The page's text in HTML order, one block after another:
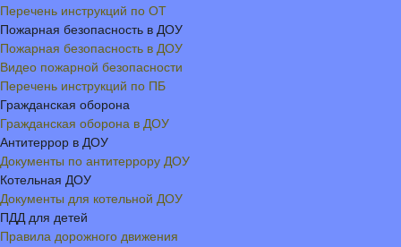
Перечень инструкций по ОТ
Пожарная безопасность в ДОУ
Пожарная безопасность в ДОУ
Видео пожарной безопасности
Перечень инструкций по ПБ
Гражданская оборона
Гражданская оборона в ДОУ
Антитеррор в ДОУ
Документы по антитеррору ДОУ
Котельная ДОУ
Документы для котельной ДОУ
ПДД для детей
Правила дорожного движения